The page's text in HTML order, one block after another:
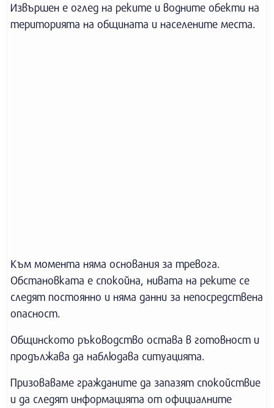
Извършен е оглед на реките и водните обекти на
територията на общината и населените места.
Към момента няма основания за тревога.
Обстановката е спокойна, нивата на реките се
следят постоянно и няма данни за непосредствена
опасност.
Общинското ръководство остава в готовност и
продължава да наблюдава ситуацията.
Призоваваме гражданите да запазят спокойствие
и да следят информацията от официалните